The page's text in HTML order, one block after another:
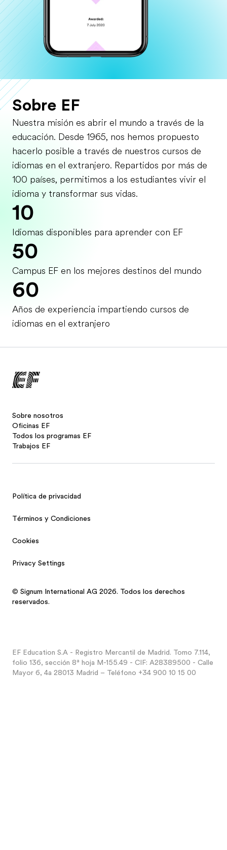
Sobre EF
Nuestra misión es abrir el mundo a través de la
educación. Desde 1965, nos hemos propuesto
hacerlo posible a través de nuestros cursos de
idiomas en el extranjero. Repartidos por más de
100 países, permitimos a los estudiantes vivir el
idioma y transformar sus vidas.
10
Idiomas disponibles para aprender con EF
50
Campus EF en los mejores destinos del mundo
60
Años de experiencia impartiendo cursos de
idiomas en el extranjero
Sobre nosotros
Oficinas EF
Todos los programas EF
Trabajos EF
Política de privacidad
Términos y Condiciones
Cookies
Privacy Settings
© Signum International AG 2026. Todos los derechos
reservados.
EF Education S.A - Registro Mercantil de Madrid. Tomo 7.114,
folio 136, sección 8ª hoja M-155.49 - CIF: A28389500 - Calle
Mayor 6, 4a 28013 Madrid – Teléfono +34 900 10 15 00